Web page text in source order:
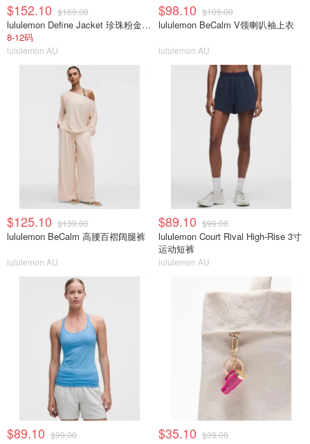
$152.10 $169.00
lululemon Define Jacket 珍珠粉金拉链
8-12码
lululemon AU
$98.10 $109.00
lululemon BeCalm V领喇叭袖上衣
lululemon AU
$125.10 $139.00
lululemon BeCalm 高腰百褶阔腿裤
lululemon AU
$89.10 $99.00
lululemon Court Rival High-Rise 3寸
运动短裤
lululemon AU
$89.10 $99.00 $35.10 $39.00